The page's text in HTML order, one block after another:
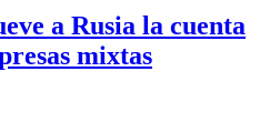
a Rusia la cuenta
mixtas